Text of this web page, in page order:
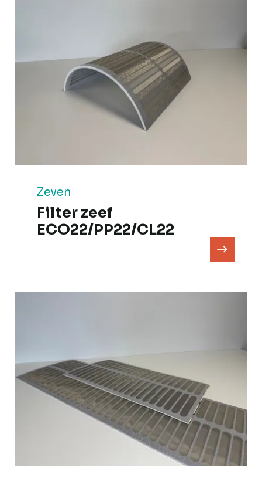
Zeven
Filter zeef
ECO22/PP22/CL22